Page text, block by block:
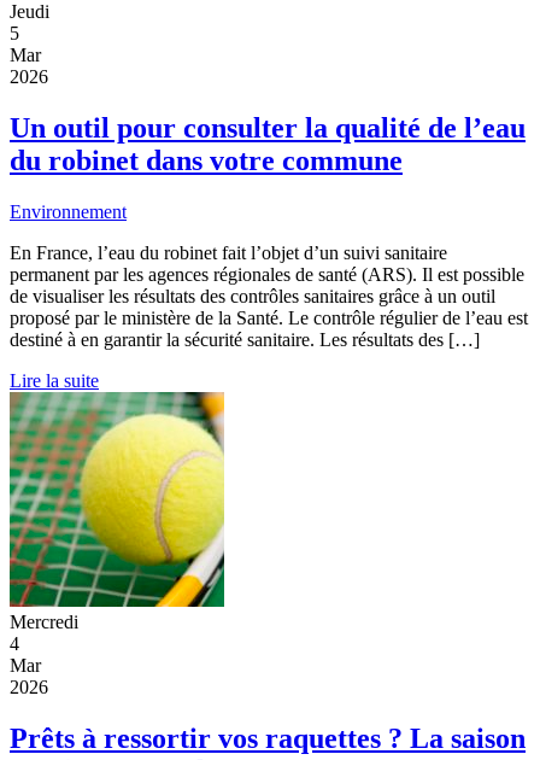
Jeudi
5
Mar
2026
Un outil pour consulter la qualité de l’eau
du robinet dans votre commune
Environnement
En France, l’eau du robinet fait l’objet d’un suivi sanitaire
permanent par les agences régionales de santé (ARS). Il est possible
de visualiser les résultats des contrôles sanitaires grâce à un outil
proposé par le ministère de la Santé. Le contrôle régulier de l’eau est
destiné à en garantir la sécurité sanitaire. Les résultats des […]
Lire la suite
Mercredi
4
Mar
2026
Prêts à ressortir vos raquettes ? La saison